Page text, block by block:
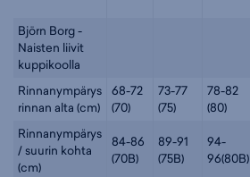
Björn Borg -
Naisten liivit
kuppikoolla
Rinnanympärys
rinnan alta (cm)
68-72
(70)
73-77
(75)
78-82
(80)
Rinnanympärys
/ suurin kohta
(cm)
84-86
(70B)
89-91
(75B)
94-
96(80B)